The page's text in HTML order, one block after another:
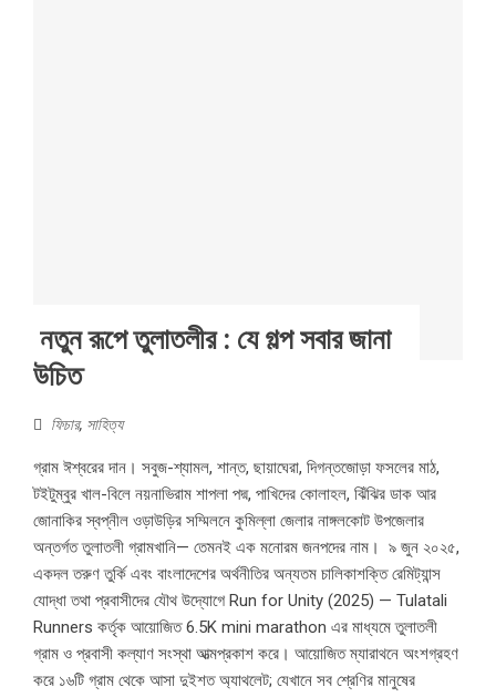
নতুন রূপে তুলাতলীর : যে গল্প সবার জানা
উচিত
ফিচার, সাহিত্য
গ্রাম ঈশ্বরের দান। সবুজ-শ্যামল, শান্ত, ছায়াঘেরা, দিগন্তজোড়া ফসলের মাঠ,
টইটুম্বুর খাল-বিলে নয়নাভিরাম শাপলা পদ্ম, পাখিদের কোলাহল, ঝিঁঝির ডাক আর
জোনাকির স্বপ্নীল ওড়াউড়ির সম্মিলনে কুমিল্লা জেলার নাঙ্গলকোট উপজেলার
অন্তর্গত তুলাতলী গ্রামখানি— তেমনই এক মনোরম জনপদের নাম। ৯ জুন ২০২৫,
একদল তরুণ তুর্কি এবং বাংলাদেশের অর্থনীতির অন্যতম চালিকাশক্তি রেমিট্যান্স
যোদ্ধা তথা প্রবাসীদের যৌথ উদ্যোগে Run for Unity (2025) — Tulatali
Runners কর্তৃক আয়োজিত 6.5K mini marathon এর মাধ্যমে তুলাতলী
গ্রাম ও প্রবাসী কল্যাণ সংস্থা আত্মপ্রকাশ করে। আয়োজিত ম্যারাথনে অংশগ্রহণ
করে ১৬টি গ্রাম থেকে আসা দুইশত অ্যাথলেট; যেখানে সব শ্রেণির মানুষের